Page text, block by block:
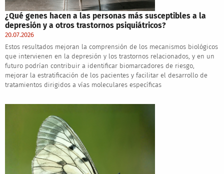
¿Qué genes hacen a las personas más susceptibles a la
depresión y a otros trastornos psiquiátricos?
20.07.2026
Estos resultados mejoran la comprensión de los mecanismos biológicos
que intervienen en la depresión y los trastornos relacionados, y en un
futuro podrían contribuir a identificar biomarcadores de riesgo,
mejorar la estratificación de los pacientes y facilitar el desarrollo de
tratamientos dirigidos a vías moleculares específicas